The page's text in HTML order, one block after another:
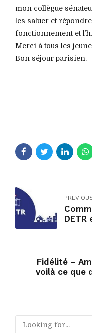
mon collègue
les saluer et
fonctionnement et
Merci à tous les
Bon séjour parisien.
Fidélité –
voilà ce que